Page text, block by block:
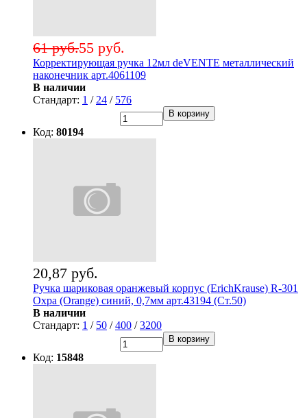
55 руб.
61 руб.
Корректирующая ручка 12мл deVENTE металлический
наконечник арт.4061109
В наличии
Стандарт: 1 / 24 / 576
В корзину
Код: 80194
20,87 руб.
Ручка шариковая оранжевый корпус (ErichKrause) R-301
Охра (Orange) синий, 0,7мм арт.43194 (Ст.50)
В наличии
Стандарт: 1 / 50 /400 /3200
В корзину
Код: 15848